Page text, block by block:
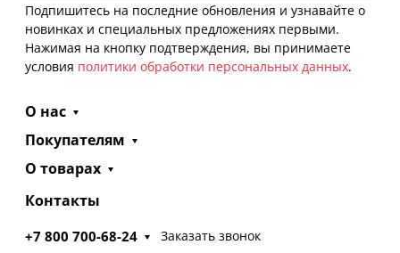
Подпишитесь на последние обновления и узнавайте о
новинках и специальных предложениях первыми.
Нажимая на кнопку подтверждения, вы принимаете
условия политики обработки персональных данных.
О нас
Покупателям
О товарах
Контакты
+7 800 700-68-24 Заказать звонок